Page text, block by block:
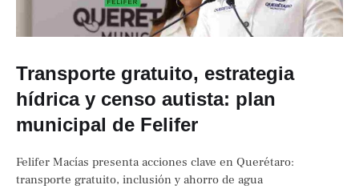
Transporte gratuito, estrategia
hídrica y censo autista: plan
municipal de Felifer
Felifer Macías presenta acciones clave en Querétaro:
transporte gratuito, inclusión y ahorro de agua